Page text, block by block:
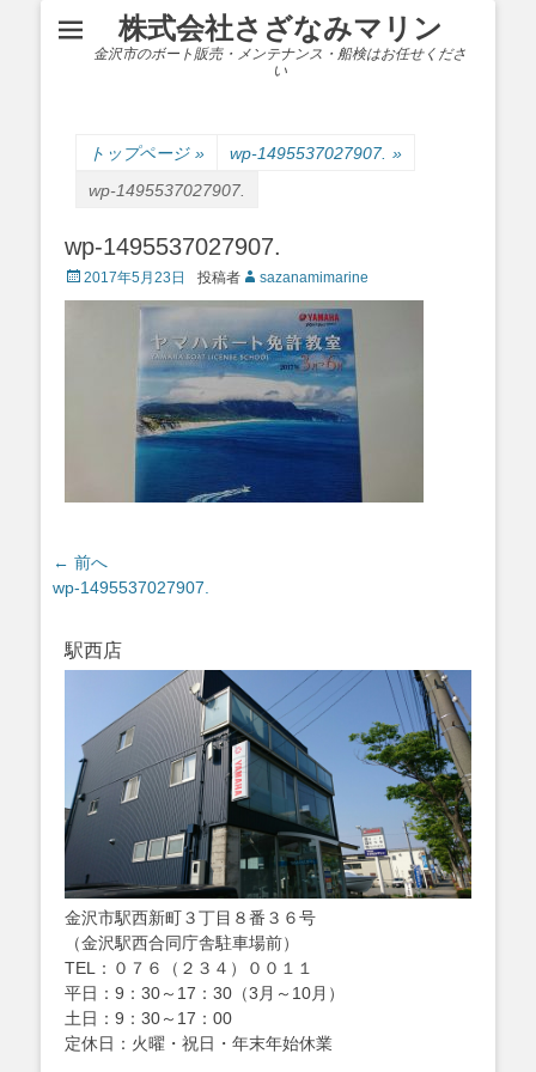
株式会社さざなみマリン
金沢市のボート販売・メンテナンス・船検はお任せくださ
い
トップページ » wp-1495537027907. »
wp-1495537027907.
wp-1495537027907.
Posted
on
2017年5月23日 投稿者 sazanamimarine
投
稿
ビ
ゲ
ン
← 前へ
過
投
wp-1495537027907.
駅西店
金沢市駅西新町３丁目８番３６号
（金沢駅西合同庁舎駐車場前）
TEL：０７６（２３４）００１１
平日：9：30～17：30（3月～10月）
土日：9：30～17：00
定休日：火曜・祝日・年末年始休業